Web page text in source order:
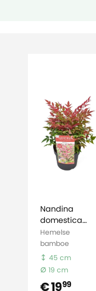
Nandina
domestica
Obsessed
Hemelse
bamboe
45 cm
19 cm
€ 1999